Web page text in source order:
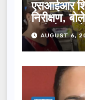
एसआईआर
निरीक्षण,
सूची से न
AUGUST 6,